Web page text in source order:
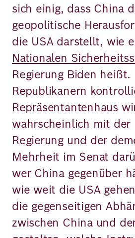
sich einig, dass China
geopolitische
die USA darstellt, wie
Nationalen
Regierung Biden heißt.
Republikanern
Repräsentantenhaus
wahrscheinlich mit der
Regierung und der
Mehrheit im Senat
wer China gegenüber
wie weit die USA
die gegenseitigen
zwischen China und